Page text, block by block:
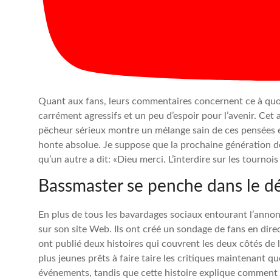
Quant aux fans, leurs commentaires concernent ce à
carrément agressifs et un peu d’espoir pour l’avenir.
pêcheur sérieux montre un mélange sain de ces
honte absolue. Je suppose que la prochaine génération
qu’un autre a dit: «Dieu merci. L’interdire sur les
Bassmaster se penche dans le
En plus de tous les bavardages sociaux entourant
sur son site Web. Ils ont créé un sondage de fans en
ont publié deux histoires qui couvrent les deux côtés de
plus jeunes prêts à faire taire les critiques maintenant
événements, tandis que cette histoire explique